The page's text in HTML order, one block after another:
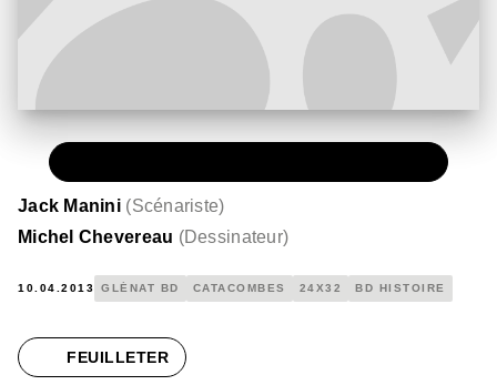
Jack Manini (Scénariste)
Michel Chevereau (Dessinateur)
10.04.2013 GLÉNAT BD CATACOMBES 24X32 BD HISTOIRE
FEUILLETER